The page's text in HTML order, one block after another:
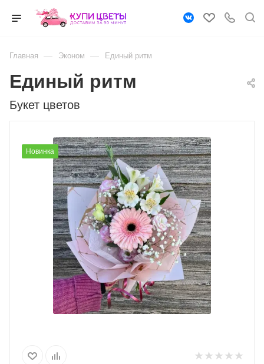
Главная — Эконом — Единый ритм
Букет цветов
Единый ритм
Новинка